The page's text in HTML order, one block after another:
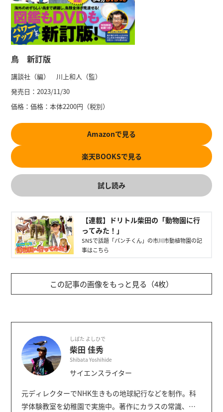
鳥 新訂版
講談社（編） 川上和人（監）
発売日：2023/11/30
価格：価格：本体2200円（税別）
Amazonで見る
楽天BOOKSで見る
試し読み
【連載】ドリトル柴田の「動物園に行
ってみた！」
SNSで話題「パンチくん」の市川市動植物園の記
事はこちら
この記事の画像をもっと見る（4枚）
しばた よしひで
柴田 佳秀
Shibata Yoshihide
サイエンスライター
元ディレクターでNHK生きもの地球紀行などを制作。科
学体験教室を幼稚園で実施中。著作にカラスの常識、講